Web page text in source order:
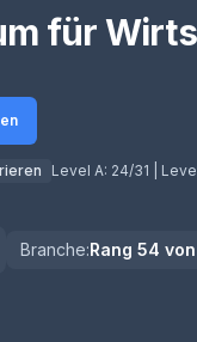
für
Level A: 24/31 |
Branche:Rang 54 von